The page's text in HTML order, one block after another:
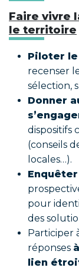
Faire vivre
le territoire
Piloter le
recenser
sélection,
Donner
dispositifs
(conseils
locales…).
pour
des
Participer
réponses
lien